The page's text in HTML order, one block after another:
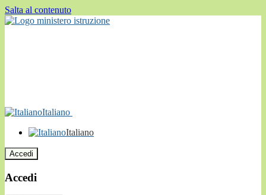
Salta al contenuto
Italiano
Italiano
Accedi
Accedi